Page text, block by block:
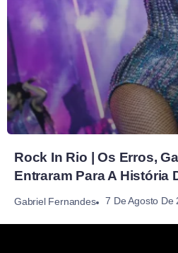
Rock In Rio | Os Erros,
Entraram Para A História
Gabriel Fernandes 7 De Agosto De